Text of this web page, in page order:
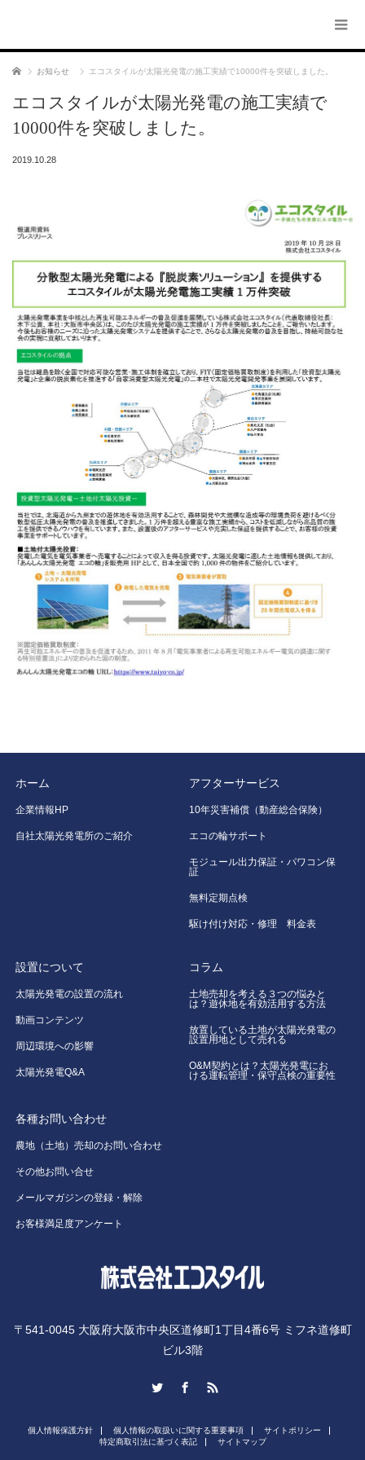
ホーム お知らせ エコスタイルが太陽光発電の施工実績で10000件を突破しました。
エコスタイルが太陽光発電の施工実績で
10000件を突破しました。
2019.10.28
ホーム
企業情報HP
自社太陽光発電所のご紹介
アフターサービス
10年災害補償（動産総合保険）
エコの輪サポート
モジュール出力保証・パワコン保
証
無料定期点検
駆け付け対応・修理 料金表
設置について
太陽光発電の設置の流れ
動画コンテンツ
周辺環境への影響
太陽光発電Q&A
コラム
土地売却を考える３つの悩みと
は？遊休地を有効活用する方法
放置している土地が太陽光発電の
設置用地として売れる
O&M契約とは？太陽光発電にお
ける運転管理・保守点検の重要性
各種お問い合わせ
農地（土地）売却のお問い合わせ
その他お問い合せ
メールマガジンの登録・解除
お客様満足度アンケート
〒541-0045 大阪府大阪市中央区道修町1丁目4番6号 ミフネ道修町
ビル3階
個人情報保護方針 個人情報の取扱いに関する重要事項
サイトポリシー
特定商取引法に基づく表記
サイトマップ